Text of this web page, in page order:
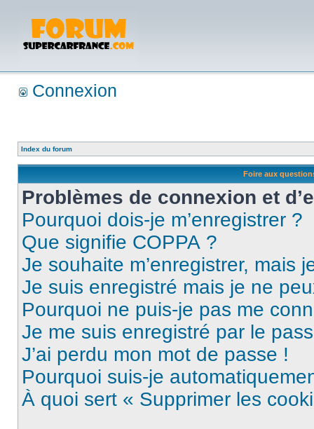
Connexion
Index du forum
Foire aux
Problèmes de connexion et
Pourquoi dois-je m’enregistrer ?
Que signifie COPPA ?
Je souhaite m’enregistrer, mais
Je suis enregistré mais je ne
Pourquoi ne puis-je pas me
Je me suis enregistré par le
J’ai perdu mon mot de passe !
Pourquoi suis-je
À quoi sert « Supprimer les